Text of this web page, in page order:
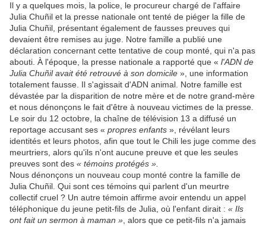
Il y a quelques mois, la police, le procureur chargé de l'affaire
Julia Chuñil et la presse nationale ont tenté de piéger la fille de
Julia Chuñil, présentant également de fausses preuves qui
devaient être remises au juge. Notre famille a publié une
déclaration concernant cette tentative de coup monté, qui n'a pas
abouti. À l'époque, la presse nationale a rapporté que « l'ADN de
Julia Chuñil avait été retrouvé à son domicile », une information
totalement fausse. Il s'agissait d'ADN animal. Notre famille est
dévastée par la disparition de notre mère et de notre grand-mère
et nous dénonçons le fait d'être à nouveau victimes de la presse.
Le soir du 12 octobre, la chaîne de télévision 13 a diffusé un
reportage accusant ses « propres enfants », révélant leurs
identités et leurs photos, afin que tout le Chili les juge comme des
meurtriers, alors qu'ils n'ont aucune preuve et que les seules
preuves sont des « témoins protégés ».
Nous dénonçons un nouveau coup monté contre la famille de
Julia Chuñil. Qui sont ces témoins qui parlent d'un meurtre
collectif cruel ? Un autre témoin affirme avoir entendu un appel
téléphonique du jeune petit-fils de Julia, où l'enfant dirait : « Ils
ont fait un sermon à maman » , alors que ce petit-fils n'a jamais